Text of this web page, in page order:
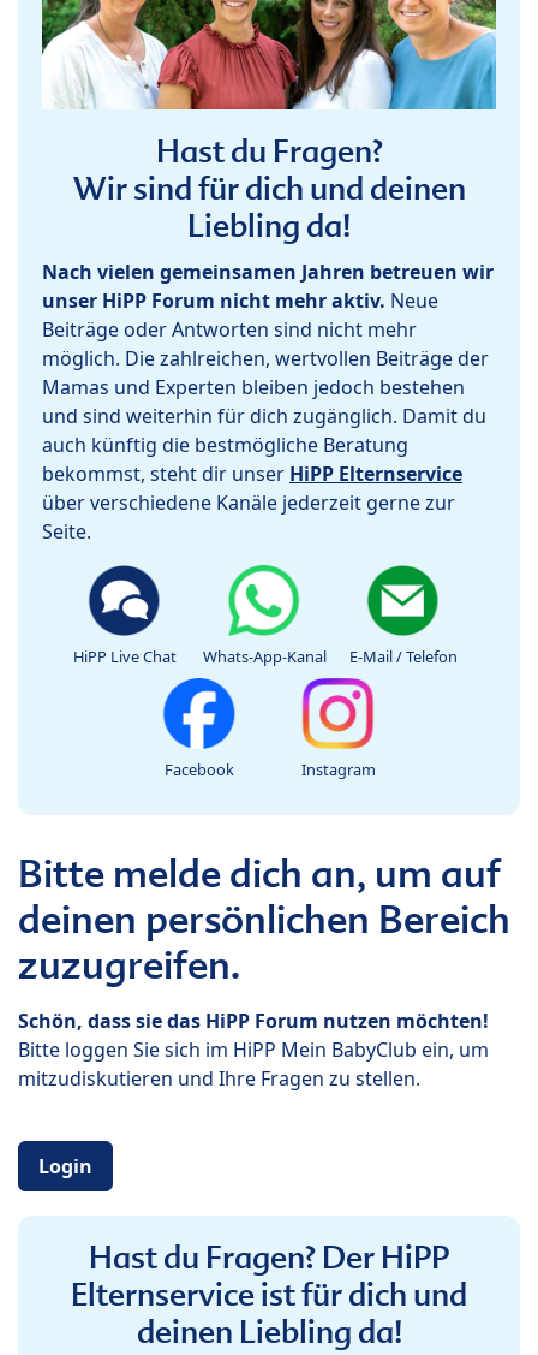
Hast du Fragen?
Wir sind für dich und deinen
Liebling da!
Nach vielen gemeinsamen Jahren betreuen wir
unser HiPP Forum nicht mehr aktiv. Neue
Beiträge oder Antworten sind nicht mehr
möglich. Die zahlreichen, wertvollen Beiträge der
Mamas und Experten bleiben jedoch bestehen
und sind weiterhin für dich zugänglich. Damit du
auch künftig die bestmögliche Beratung
bekommst, steht dir unser HiPP Elternservice
über verschiedene Kanäle jederzeit gerne zur
Seite.
HiPP Live Chat Whats-App-Kanal E-Mail / Telefon
Facebook Instagram
Bitte melde dich an, um auf
deinen persönlichen Bereich
zuzugreifen.
Schön, dass sie das HiPP Forum nutzen möchten!
Bitte loggen Sie sich im HiPP Mein BabyClub ein, um
mitzudiskutieren und Ihre Fragen zu stellen.
Login
Hast du Fragen? Der HiPP
Elternservice ist für dich und
deinen Liebling da!